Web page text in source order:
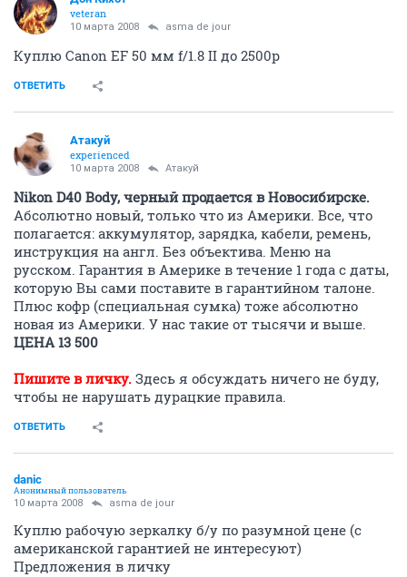
veteran
10 марта 2008 asma de jour
Куплю Canon EF 50 мм f/1.8 II до 2500р
ОТВЕТИТЬ
Атакуй
experienced
10 марта 2008 Атакуй
Nikon D40 Body, черный продается в Новосибирске.
Абсолютно новый, только что из Америки. Все, что
полагается: аккумулятор, зарядка, кабели, ремень,
инструкция на англ. Без объектива. Меню на
русском. Гарантия в Америке в течение 1 года с даты,
которую Вы сами поставите в гарантийном талоне.
Плюс кофр (специальная сумка) тоже абсолютно
новая из Америки. У нас такие от тысячи и выше.
ЦЕНА 13 500
Пишите в личку. Здесь я обсуждать ничего не буду,
чтобы не нарушать дурацкие правила.
ОТВЕТИТЬ
danic
Анонимный пользователь
10 марта 2008 asma de jour
Куплю рабочую зеркалку б/у по разумной цене (с
американской гарантией не интересуют)
Предложения в личку